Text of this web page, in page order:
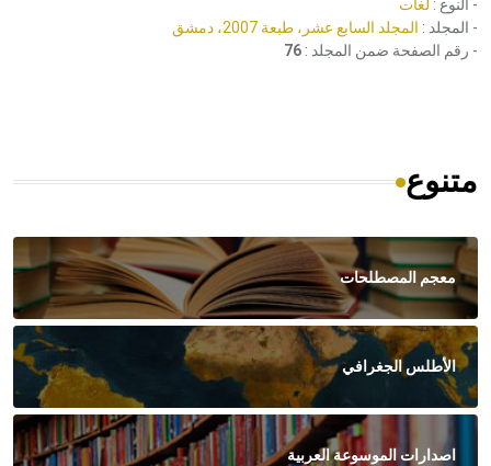
- النوع : لغات
- المجلد : المجلد السابع عشر، طبعة 2007، دمشق
- رقم الصفحة ضمن المجلد : 76
متنوع
معجم المصطلحات
الأطلس الجغرافي
اصدارات الموسوعة العربية